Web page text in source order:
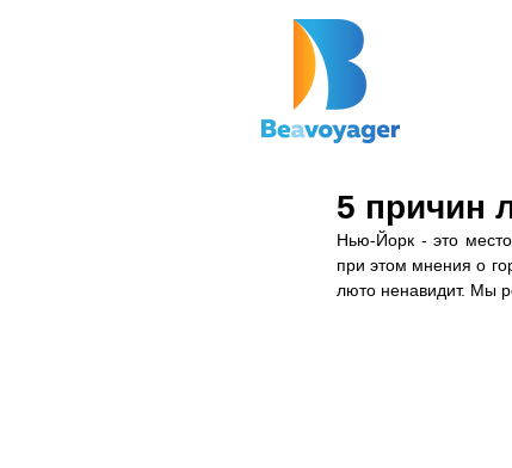
5 причин
Нью-Йорк - это
при этом мнения о
люто ненавидит. Мы